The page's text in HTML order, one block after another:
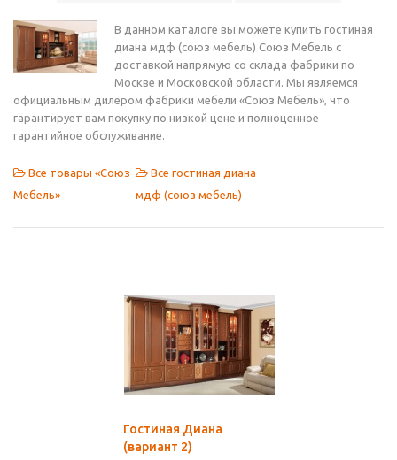
В данном каталоге вы можете купить гостиная
диана мдф (союз мебель) Союз Мебель с
доставкой напрямую со склада фабрики по
Москве и Московской области. Мы являемся
официальным дилером фабрики мебели «Союз Мебель», что
гарантирует вам покупку по низкой цене и полноценное
гарантийное обслуживание.
Все товары «Союз
Мебель»
Все гостиная диана
мдф (союз мебель)
Гостиная Диана
(вариант 2)